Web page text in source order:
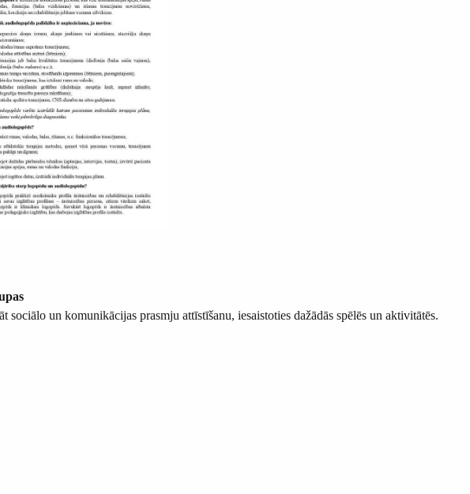
un komunikācijas prasmju attīstīšanu, iesaistoties dažādās spēlēs un aktivitātēs.